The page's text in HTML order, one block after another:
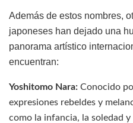
Además de estos nombres,
japoneses han dejado una
panorama artístico
encuentran:
Yoshitomo Nara: Conocido
expresiones rebeldes y
como la infancia, la soledad y